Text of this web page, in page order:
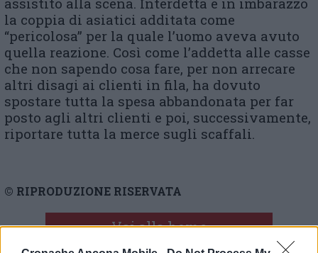
la coppia di asiatici additata come
“pericolosa” per la quale l’uomo aveva avuto
quella reazione. Così come l’addetta alle casse
che non sapendo cosa fare, per non arrecare
altri disagi ai clienti in fila, ha dovuto
spostare tutta la spesa abbandonata per far
posto agli altri clienti e poi, successivamente,
riportare tutta la merce sugli scaffali.
© RIPRODUZIONE RISERVATA
Vai alla home